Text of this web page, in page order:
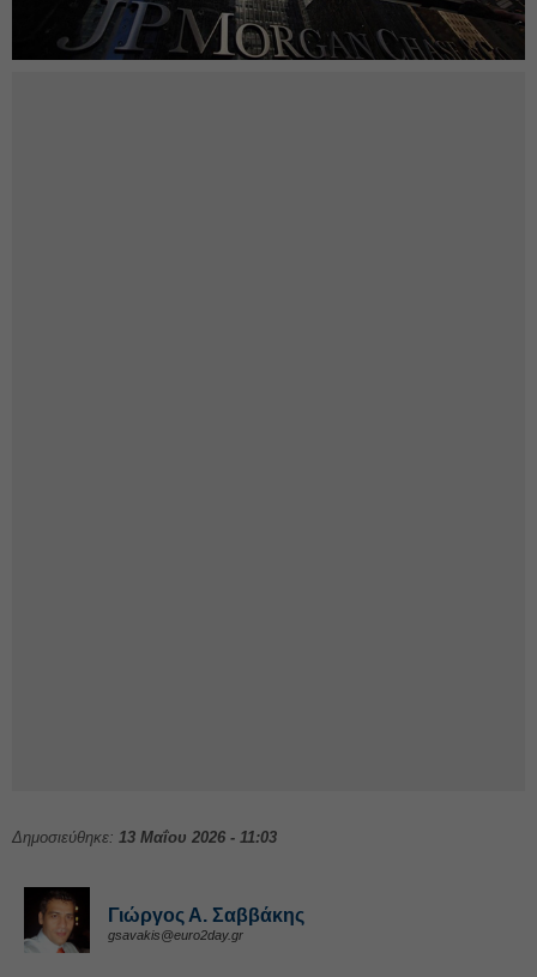
Δημοσιεύθηκε: 13 Μαΐου 2026 - 11:03
Γιώργος Α. Σαββάκης
gsavakis@euro2day.gr